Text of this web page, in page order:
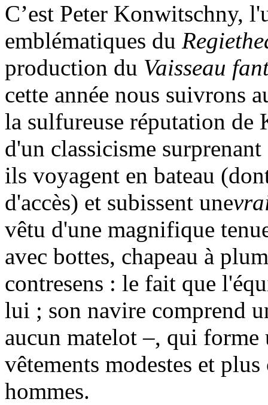
C’est Peter Konwitschny,
emblématiques du
production du Vaisseau
cette année nous suivrons
la sulfureuse réputation de
d'un classicisme
ils voyagent en bateau
d'accès) et subissent une
vêtu d'une magnifique
avec bottes, chapeau à
contresens : le fait que
lui ; son navire comprend
aucun matelot –, qui forme
vêtements modestes et
hommes.